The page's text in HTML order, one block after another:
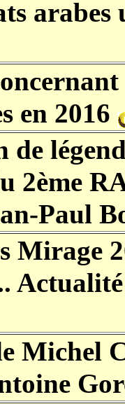
arabes
en 2016
de
2ème
Paul
Mirage
Michel